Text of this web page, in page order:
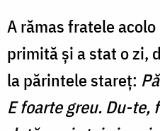
A rămas fratele
primită și a stat o zi,
la părintele stareț:
E foarte greu. Du-te,